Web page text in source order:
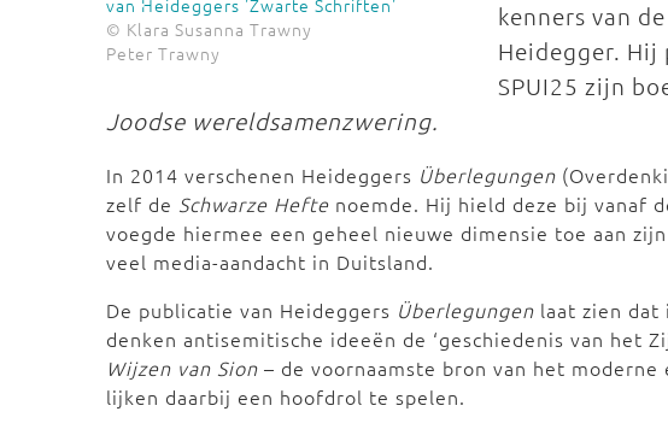
© Klara Susanna Trawny
Peter Trawny
kenners van
Heidegger. Hij
SPUI25 zijn
Joodse wereldsamenzwering.
In 2014 verschenen Heideggers Überlegungen
zelf de Schwarze Hefte noemde. Hij hield deze bij vanaf
voegde hiermee een geheel nieuwe dimensie toe aan
veel media-aandacht in Duitsland.
De publicatie van Heideggers Überlegungen laat zien dat
denken antisemitische ideeën de ‘geschiedenis van het
Wijzen van Sion – de voornaamste bron van het
lijken daarbij een hoofdrol te spelen.